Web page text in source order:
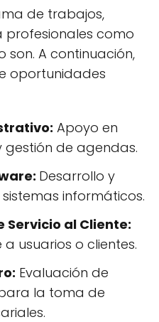
de trabajos,
como
A continuación,
oportunidades
Apoyo en
de agendas.
Desarrollo y
informáticos.
Servicio al Cliente:
usuarios o clientes.
Evaluación de
la toma de